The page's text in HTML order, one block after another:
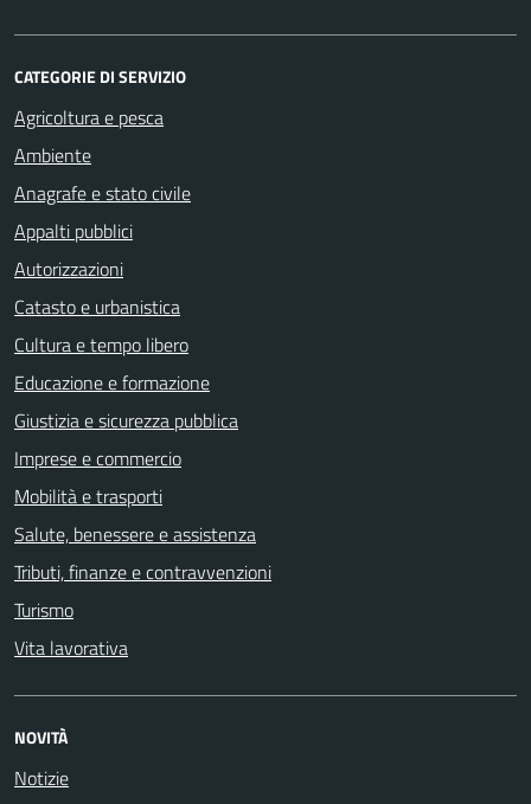
CATEGORIE DI SERVIZIO
Agricoltura e pesca
Ambiente
Anagrafe e stato civile
Appalti pubblici
Autorizzazioni
Catasto e urbanistica
Cultura e tempo libero
Educazione e formazione
Giustizia e sicurezza pubblica
Imprese e commercio
Mobilità e trasporti
Salute, benessere e assistenza
Tributi, finanze e contravvenzioni
Turismo
Vita lavorativa
NOVITÀ
Notizie